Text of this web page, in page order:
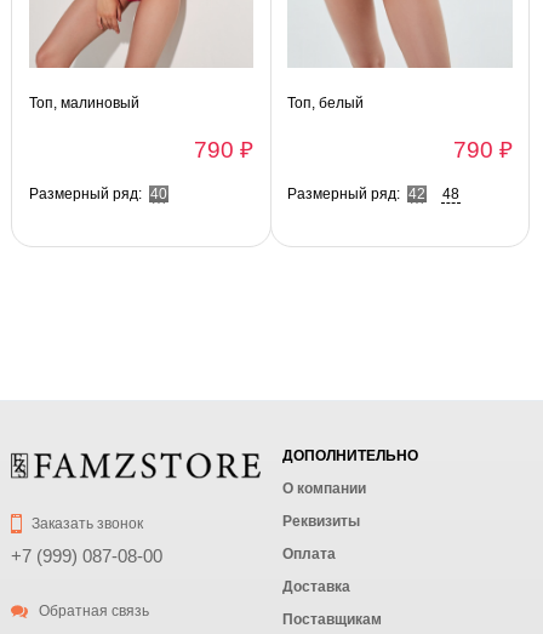
Топ, малиновый
790 ₽
Размерный ряд: 40
Топ, белый
790 ₽
Размерный ряд: 42 48
Заказать звонок
+7 (999) 087-08-00
Обратная связь
ДОПОЛНИТЕЛЬНО
О компании
Реквизиты
Оплата
Доставка
Поставщикам